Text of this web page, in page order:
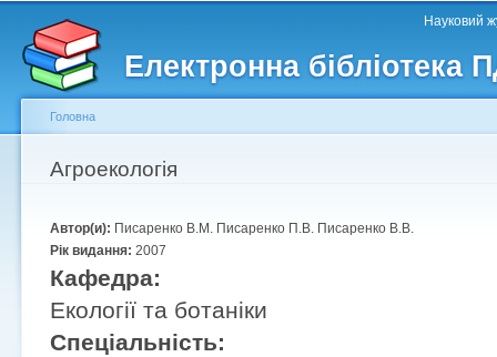
Електронна бібліотека
Головне меню Науковий
Другорядне меню
Ви є тут
Головна
Агроекологія
Автор(и): Писаренко В.М. Писаренко П.В. Писаренко В.В.
Рік видання: 2007
Кафедра:
Екології та ботаніки
Спеціальність: